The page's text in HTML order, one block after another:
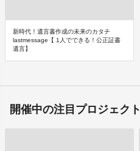
新時代！遺言書作成の未来のカタチ
lastmessage【 1人でできる！公正証書
遺言】
開催中の注目プロジェクト